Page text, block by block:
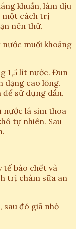
khuẩn, làm dịu
một cách trị
nên thử.
nước muối khoảng
1,5 lít nước. Đun
dạng cao lỏng.
sử dụng dần.
nước lá sim thoa
tự nhiên. Sau
tế bào chết và
trị chàm sữa an
sau đó giã nhỏ